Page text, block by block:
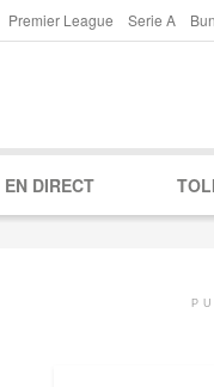
Premier League Serie A
EN DIRECT